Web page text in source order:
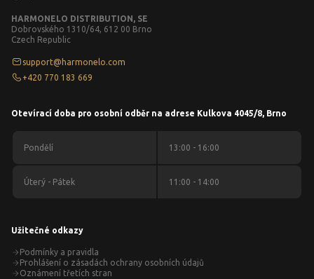
HARMONELO DISTRIBUTION, SE
Dobrovského 1310/64, 612 00 Brno
Czech Republic
support@harmonelo.com
+420 770 183 669
Otevírací doba pro osobní odběr na adrese Kulkova 4045/8, Brno
Pondělí 13:00 - 16:00
Úterý - Pátek 11:00 - 14:00
Užitečné odkazy
Podmínky a pravidla
Prohlášení o zásadách ochrany osobních údajů
Oznámení třetích stran